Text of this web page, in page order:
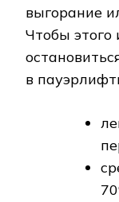
выгорание
Чтобы этого
в